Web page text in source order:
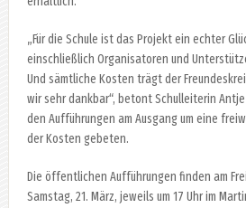
„Für die Schule ist das Projekt ein echter
einschließlich Organisatoren und
Und sämtliche Kosten trägt der
wir sehr dankbar“, betont Schulleiterin
den Aufführungen am Ausgang um eine
der Kosten gebeten.
Die öffentlichen Aufführungen finden am
Samstag, 21. März, jeweils um 17 Uhr im